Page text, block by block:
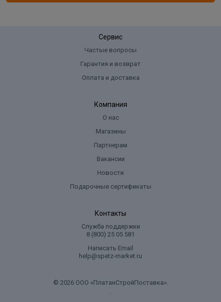
Сервис
Частые вопросы
Гарантия и возврат
Оплата и доставка
Компания
О нас
Магазины
Партнерам
Вакансии
Новости
Подарочные сертификаты
Контакты
Служба поддержки
8 (800) 25 05 581
Написать Email
help@spetz-market.ru
© 2026 ООО «ПлатанСтройПоставка».
.